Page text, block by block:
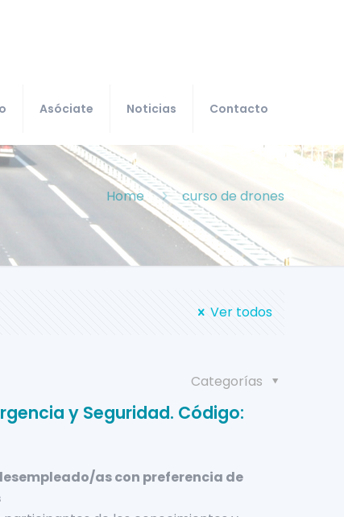
Asóciate Noticias Contacto
Home curso de drones
Ver todos
Categorías
y Seguridad. Código:
as con preferencia de